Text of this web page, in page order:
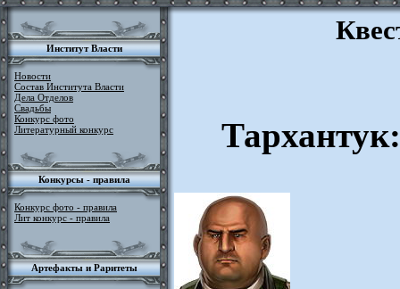
Институт Власти
Новости
Состав Института Власти
Дела Отделов
Свадьбы
Конкурс фото
Литературный конкурс
Конкурсы - правила
Конкурс фото - правила
Лит конкурс - правила
Артефакты и Раритеты